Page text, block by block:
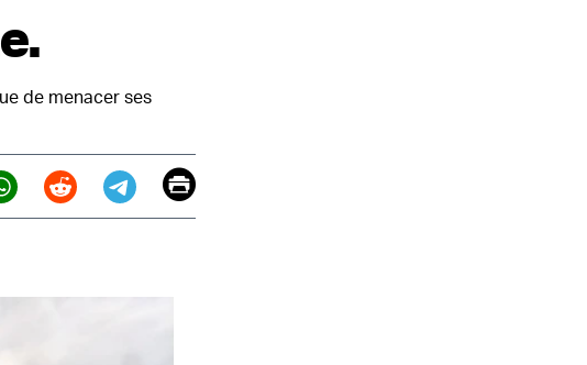
de menacer ses
(X)
RedditTelegram
EmailPrint